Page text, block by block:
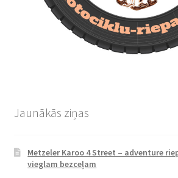
Jaunākās ziņas
Metzeler Karoo 4 Street – adventure
vieglam bezceļam